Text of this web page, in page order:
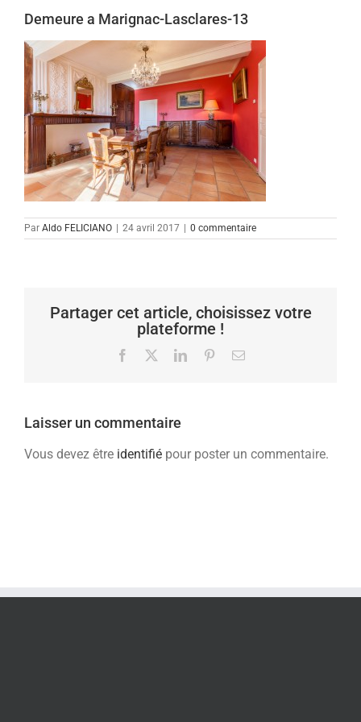
Demeure a Marignac-Lasclares-13
Par Aldo FELICIANO | 24 avril 2017 | 0 commentaire
Partager cet article, choisissez votre
plateforme !
Facebook LinkedInPinterestEmail
Laisser un commentaire
Vous devez être identifié pour poster un commentaire.